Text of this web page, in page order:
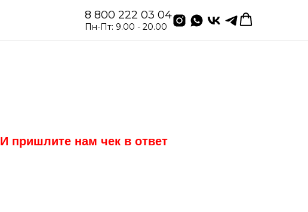
8 800 222 03 04
Пн-Пт: 9.00 - 20.00
И пришлите нам чек в ответ